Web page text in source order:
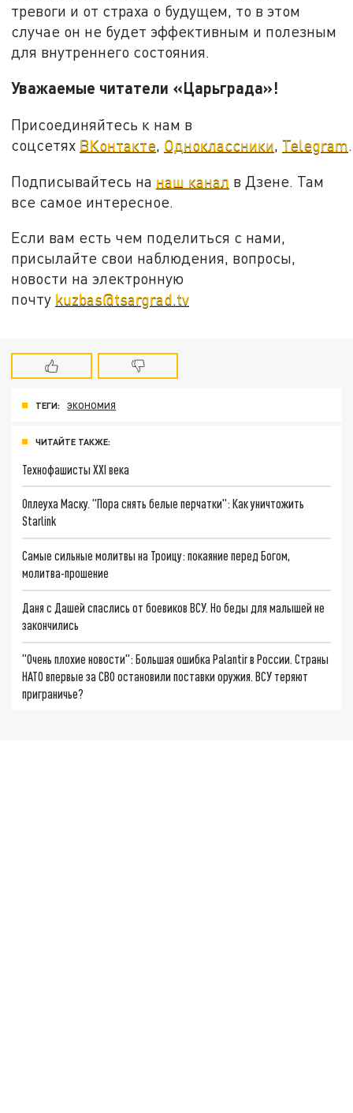
тревоги и от страха о будущем, то в этом
случае он не будет эффективным и полезным
для внутреннего состояния.
Уважаемые читатели «Царьграда»!
Присоединяйтесь к нам в
соцсетях ВКонтакте, Одноклассники, Telegram.
Подписывайтесь на наш канал в Дзене. Там
все самое интересное.
Если вам есть чем поделиться с нами,
присылайте свои наблюдения, вопросы,
новости на электронную
почту kuzbas@tsargrad.tv
ТЕГИ: ЭКОНОМИЯ
ЧИТАЙТЕ ТАКЖЕ:
Технофашисты XXI века
Оплеуха Маску. "Пора снять белые перчатки": Как уничтожить
Starlink
Самые сильные молитвы на Троицу: покаяние перед Богом,
молитва-прошение
Даня с Дашей спаслись от боевиков ВСУ. Но беды для малышей не
закончились
"Очень плохие новости": Большая ошибка Palantir в России. Страны
НАТО впервые за СВО остановили поставки оружия. ВСУ теряют
приграничье?